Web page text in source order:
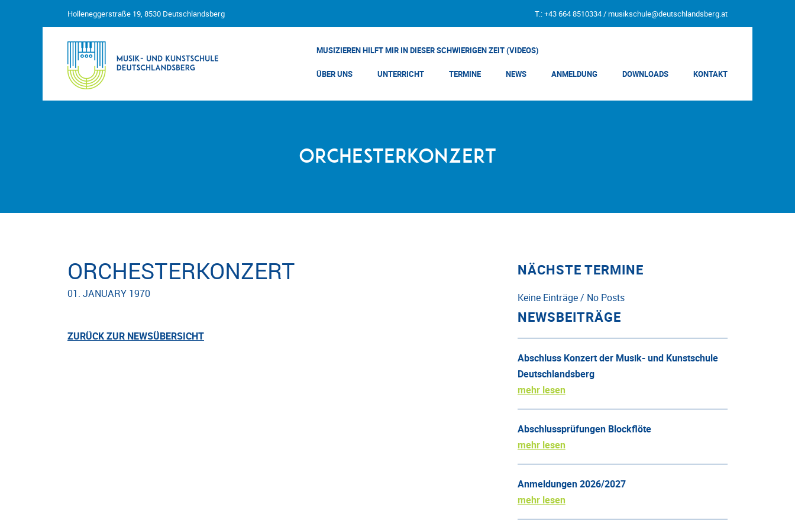
Holleneggerstraße 19, 8530 Deutschlandsberg T.: +43 664 8510334 / musikschule@deutschlandsberg.at
MUSIZIEREN HILFT MIR IN DIESER SCHWIERIGEN ZEIT (VIDEOS)
ÜBER UNS UNTERRICHT TERMINE NEWS ANMELDUNG DOWNLOADS KONTAKT
Orchesterkonzert
ORCHESTERKONZERT
01. JANUARY 1970
ZURÜCK ZUR NEWSÜBERSICHT
NÄCHSTE TERMINE
Keine Einträge / No Posts
NEWSBEITRÄGE
Abschluss Konzert der Musik- und Kunstschule
Deutschlandsberg
mehr lesen
Abschlussprüfungen Blockflöte
mehr lesen
Anmeldungen 2026/2027
mehr lesen